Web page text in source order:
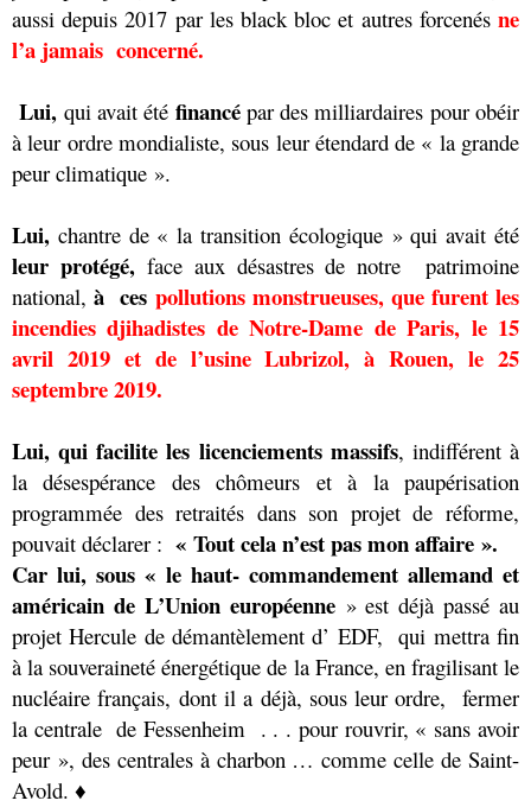
aussi depuis 2017 par les black bloc et autres forcenés ne
l’a jamais concerné.
Lui, qui avait été financépar des milliardaires pour obéir
à leur ordre mondialiste, sous leur étendard de « la grande
peur climatique ».
Lui, chantre de « la transition écologique » qui avait été
leur protégé,face aux désastres de notre patrimoine
national,à ces pollutions monstrueuses, que furent les
incendies djihadistes de Notre-Dame de Paris, le 15
avril 2019 et de l’usine Lubrizol, à Rouen, le 25
septembre 2019.
Lui, qui facilite les licenciements massifs, indifférent à
la désespérance des chômeurs et à la paupérisation
programmée des retraités dans son projet de réforme,
pouvait déclarer : « Tout cela n’est pas mon affaire ».
Car lui, sous « le haut- commandement allemand et
américain de L’Union européenne» est déjà passé au
projet Hercule de démantèlement d’ EDF, qui mettra fin
à la souveraineté énergétique de la France, en fragilisant le
nucléaire français, dont il a déjà, sous leur ordre, fermer
la centrale de Fessenheim . . . pour rouvrir, « sans avoir
peur », des centrales à charbon … comme celle de Saint-
Avold. ♦